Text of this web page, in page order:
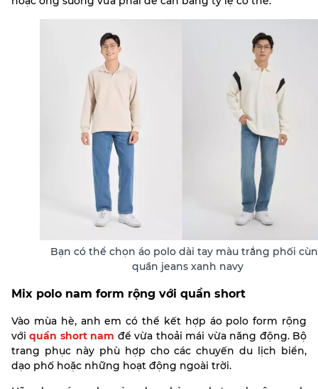
Bạn có thể chọn áo polo dài tay màu trắng phối
quần jeans xanh navy
Mix polo nam form rộng với quần short
Vào mùa hè, anh em có thể kết hợp áo polo form rộng
vớiquần short nam để vừa thoải mái vừa năng động. Bộ
trang phục này phù hợp cho các chuyến du lịch biển,
dạo phố hoặc những hoạt động ngoài trời.